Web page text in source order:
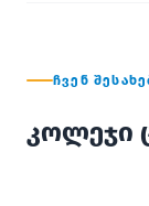
ᲩᲕᲔᲜ
კოლეჯი